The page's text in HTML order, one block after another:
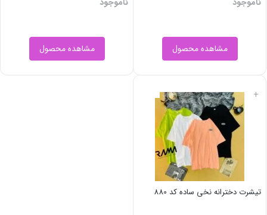
مشاهده محصول مشاهده محصول
تیشرت دخترانه نخی ساده کد 880
+